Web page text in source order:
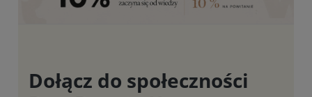
Dołącz do społeczności